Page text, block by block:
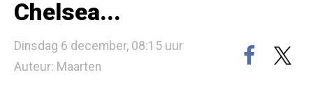
Chelsea...
Dinsdag 6 december, 08:15 uur
Auteur: Maarten